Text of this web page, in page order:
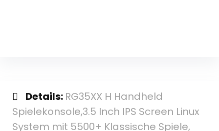
Details: RG35XX H Handheld
Spielekonsole,3.5 Inch IPS Screen Linux
System mit 5500+ Klassische Spiele,